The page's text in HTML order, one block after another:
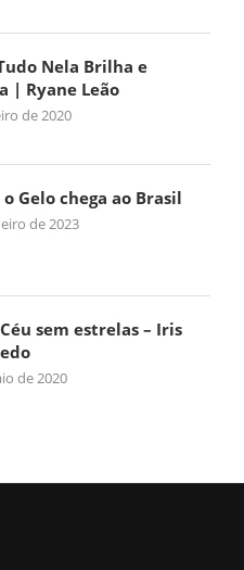
Nela Brilha e
| Ryane Leão
de 2020
Gelo chega ao Brasil
de 2023
sem estrelas – Iris
de 2020